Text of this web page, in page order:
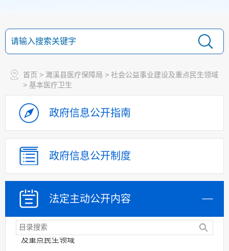
首页 > 濉溪县医疗保障局 > 社会公益事业建设及重点民生领域
> 基本医疗卫生
政府信息公开指南
政府信息公开制度
法定主动公开内容
权责清单和动态调
行政权力运行
“双随机一公开”
网上政务服务
招标采购
新闻发布
上级政策解读
本级政策解读
回应关切
社会公益事业建设
及重点民生领域